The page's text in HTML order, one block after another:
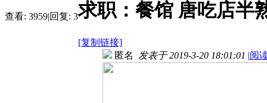
查看: 3959|回复: 3求职：餐馆 唐吃店半
[复制链接]
匿名 发表于 2019-3-20 18:01:01 |阅